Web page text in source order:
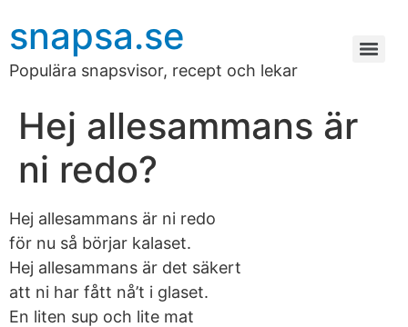
snapsa.se
Populära snapsvisor, recept och lekar
Hej allesammans är
ni redo?
Hej allesammans är ni redo
för nu så börjar kalaset.
Hej allesammans är det säkert
att ni har fått nå’t i glaset.
En liten sup och lite mat